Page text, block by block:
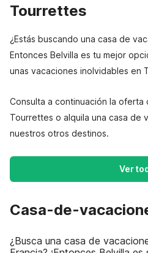
Tourrettes
¿Estás buscando una casa de
Entonces Belvilla es tu mejor
unas vacaciones inolvidables en
Consulta a continuación la
Tourrettes o alquila una casa de
nuestros otros destinos.
Ver
Casa-de-
¿Busca una casa de